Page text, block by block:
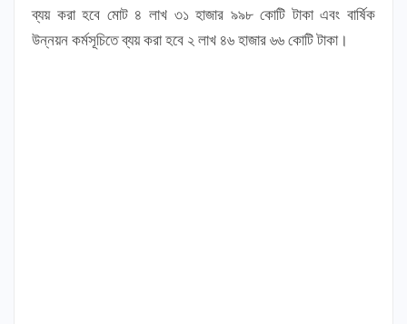
ব্যয় করা হবে মোট ৪ লাখ ৩১ হাজার ৯৯৮ কোটি টাকা এবং বার্ষিক
উন্নয়ন কর্মসূচিতে ব্যয় করা হবে ২ লাখ ৪৬ হাজার ৬৬ কোটি টাকা।